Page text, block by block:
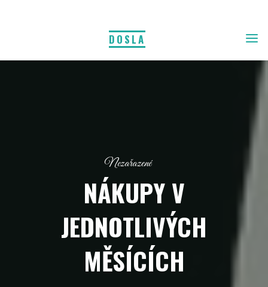
DOSLA
Nezařazené
NÁKUPY V
JEDNOTLIVÝCH
MĚSÍCÍCH